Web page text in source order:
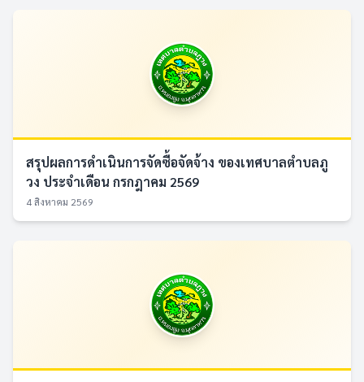
สรุปผลการดำเนินการจัดซื้อจัดจ้าง ของเทศบาลตำบลภู
วง ประจำเดือน กรกฎาคม 2569
4 สิงหาคม 2569